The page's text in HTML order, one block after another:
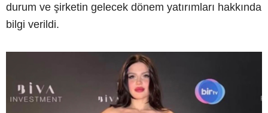
durum ve şirketin gelecek dönem yatırımları hakkında
bilgi verildi.